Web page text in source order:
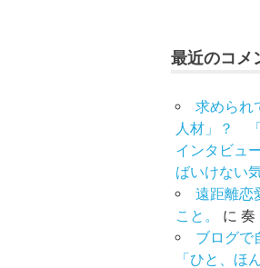
最近のコメ
求められ
人材」？ 「
インタビュ
ばいけない
遠距離恋
こと。
に 奏
ブログで
「ひと、ほ